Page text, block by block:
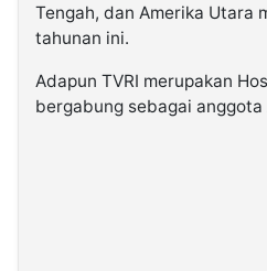
Tengah, dan Amerika Utara
tahunan ini.
Adapun TVRI merupakan
bergabung sebagai anggota